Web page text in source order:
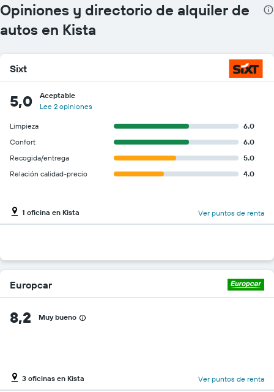
Opiniones y directorio de alquiler de
autos en Kista
Sixt
5,0
Aceptable
Lee 2 opiniones
Limpieza
6.0
Confort
6.0
Recogida/entrega
5.0
Relación calidad-precio
4.0
1 oficina en Kista Ver puntos de renta
Europcar
8,2 Muy bueno
3 oficinas en Kista Ver puntos de renta